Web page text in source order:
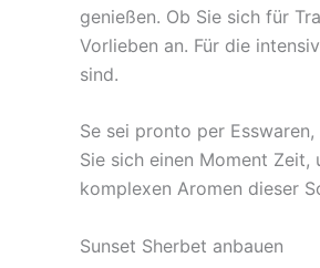
genießen. Ob Sie sich für
Vorlieben an. Für die
sind.
Se sei pronto per
Sie sich einen Moment
komplexen Aromen dieser
Sunset Sherbet anbauen